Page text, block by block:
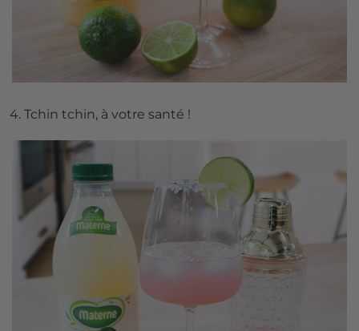
Tchin tchin, à votre santé !